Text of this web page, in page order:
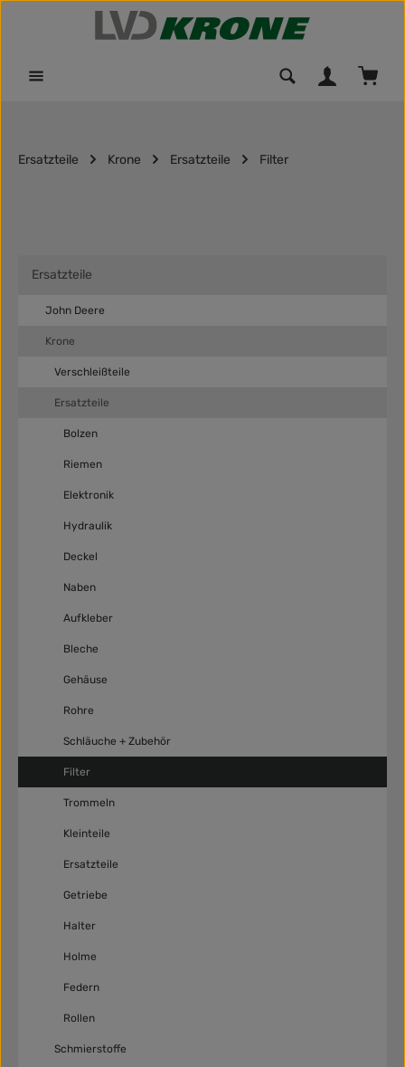
Zum Hauptinhalt springen
Ersatzteile Krone Ersatzteile Filter
Ersatzteile
John Deere
Krone
Verschleißteile
Ersatzteile
Bolzen
Riemen
Elektronik
Hydraulik
Deckel
Naben
Aufkleber
Bleche
Gehäuse
Rohre
Schläuche + Zubehör
Filter
Trommeln
Kleinteile
Ersatzteile
Getriebe
Halter
Holme
Federn
Rollen
Schmierstoffe